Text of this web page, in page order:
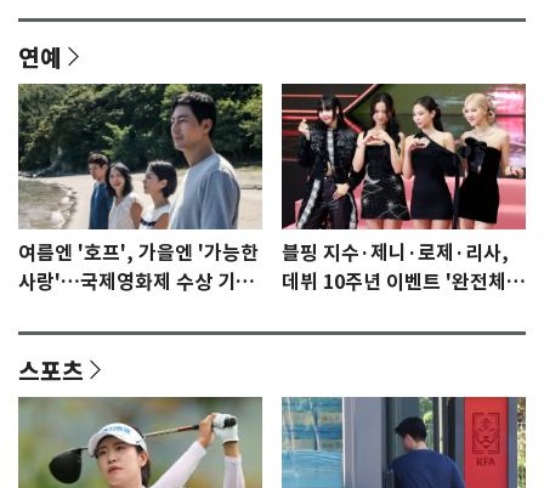
연예
여름엔 '호프', 가을엔 '가능한
사랑'…국제영화제 수상 기대
블핑 지수·제니·로제·리사,
데뷔 10주년 이벤트 '완전체'
스포츠